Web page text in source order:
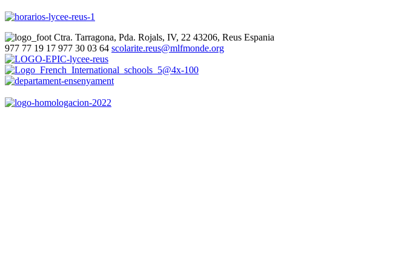
Ctra. Tarragona, Pda. Rojals, IV, 22 43206, Reus Espania
977 77 19 17 977 30 03 64 scolarite.reus@mlfmonde.org